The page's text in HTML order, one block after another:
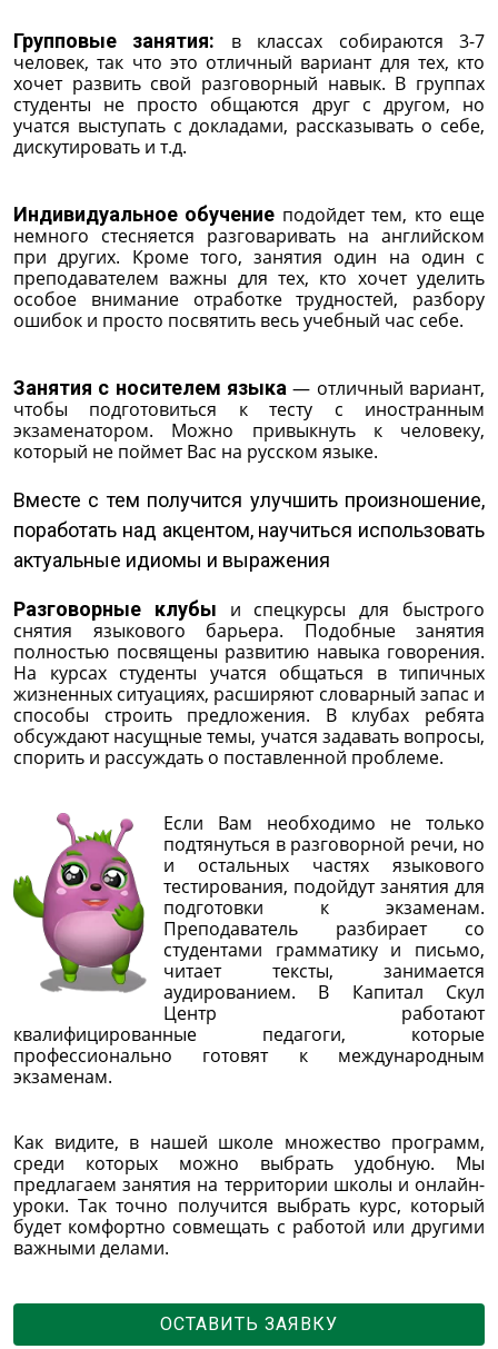
Групповые занятия: в классах собираются 3-7
человек, так что это отличный вариант для тех, кто
хочет развить свой разговорный навык. В группах
студенты не просто общаются друг с другом, но
учатся выступать с докладами, рассказывать о себе,
дискутировать и т.д.
Индивидуальное обучение подойдет тем, кто еще
немного стесняется разговаривать на английском
при других. Кроме того, занятия один на один с
преподавателем важны для тех, кто хочет уделить
особое внимание отработке трудностей, разбору
ошибок и просто посвятить весь учебный час себе.
Занятия с носителем языка — отличный вариант,
чтобы подготовиться к тесту с иностранным
экзаменатором. Можно привыкнуть к человеку,
который не поймет Вас на русском языке.
Вместе с тем получится улучшить произношение,
поработать над акцентом, научиться использовать
актуальные идиомы и выражения
Разговорные клубы и спецкурсы для быстрого
снятия языкового барьера. Подобные занятия
полностью посвящены развитию навыка говорения.
На курсах студенты учатся общаться в типичных
жизненных ситуациях, расширяют словарный запас и
способы строить предложения. В клубах ребята
обсуждают насущные темы, учатся задавать вопросы,
спорить и рассуждать о поставленной проблеме.
Если Вам необходимо не только
подтянуться в разговорной речи, но
и остальных частях языкового
тестирования, подойдут занятия для
подготовки к экзаменам.
Преподаватель разбирает со
студентами грамматику и письмо,
читает тексты, занимается
аудированием. В Капитал Скул
Центр работают
квалифицированные педагоги, которые
профессионально готовят к международным
экзаменам.
Как видите, в нашей школе множество программ,
среди которых можно выбрать удобную. Мы
предлагаем занятия на территории школы и онлайн-
уроки. Так точно получится выбрать курс, который
будет комфортно совмещать с работой или другими
важными делами.
ОСТАВИТЬ ЗАЯВКУ